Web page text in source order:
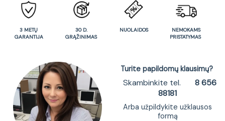
3 METŲ
GARANTIJA
30 D.
GRĄŽINIMAS
NUOLAIDOS
NEMOKAMS
PRISTATYMAS
Turite papildomų klausimų?
Skambinkite tel.
8 656
88181
Arba užpildykite užklausos
formą